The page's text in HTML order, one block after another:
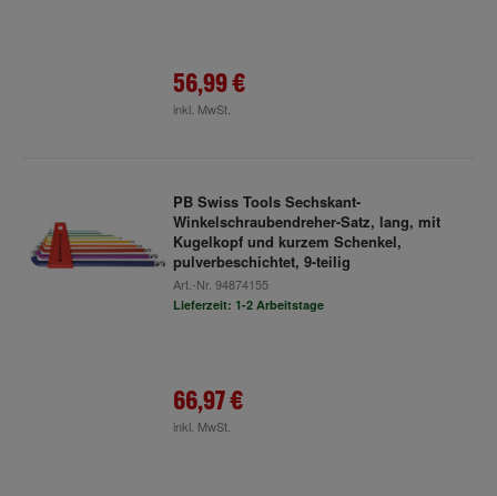
56,99 €
inkl. MwSt.
PB Swiss Tools Sechskant-
Winkelschraubendreher-Satz, lang, mit
Kugelkopf und kurzem Schenkel,
pulverbeschichtet, 9-teilig
Art.-Nr. 94874155
Lieferzeit: 1-2 Arbeitstage
66,97 €
inkl. MwSt.